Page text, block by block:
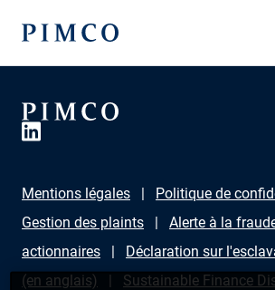
Mentions légales
Politique de
Gestion des plaints
Alerte à la
actionnaires
Déclaration sur
(en anglais)
Sustainable Finance